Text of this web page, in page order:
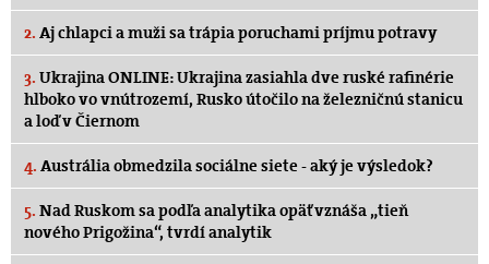
2. Aj chlapci a muži sa trápia poruchami príjmu potravy
3. Ukrajina ONLINE: Ukrajina zasiahla dve ruské rafinérie
hlboko vo vnútrozemí, Rusko útočilo na železničnú stanicu
a loď v Čiernom
4. Austrália obmedzila sociálne siete - aký je výsledok?
5. Nad Ruskom sa podľa analytika opäť vznáša „tieň
nového Prigožina“, tvrdí analytik